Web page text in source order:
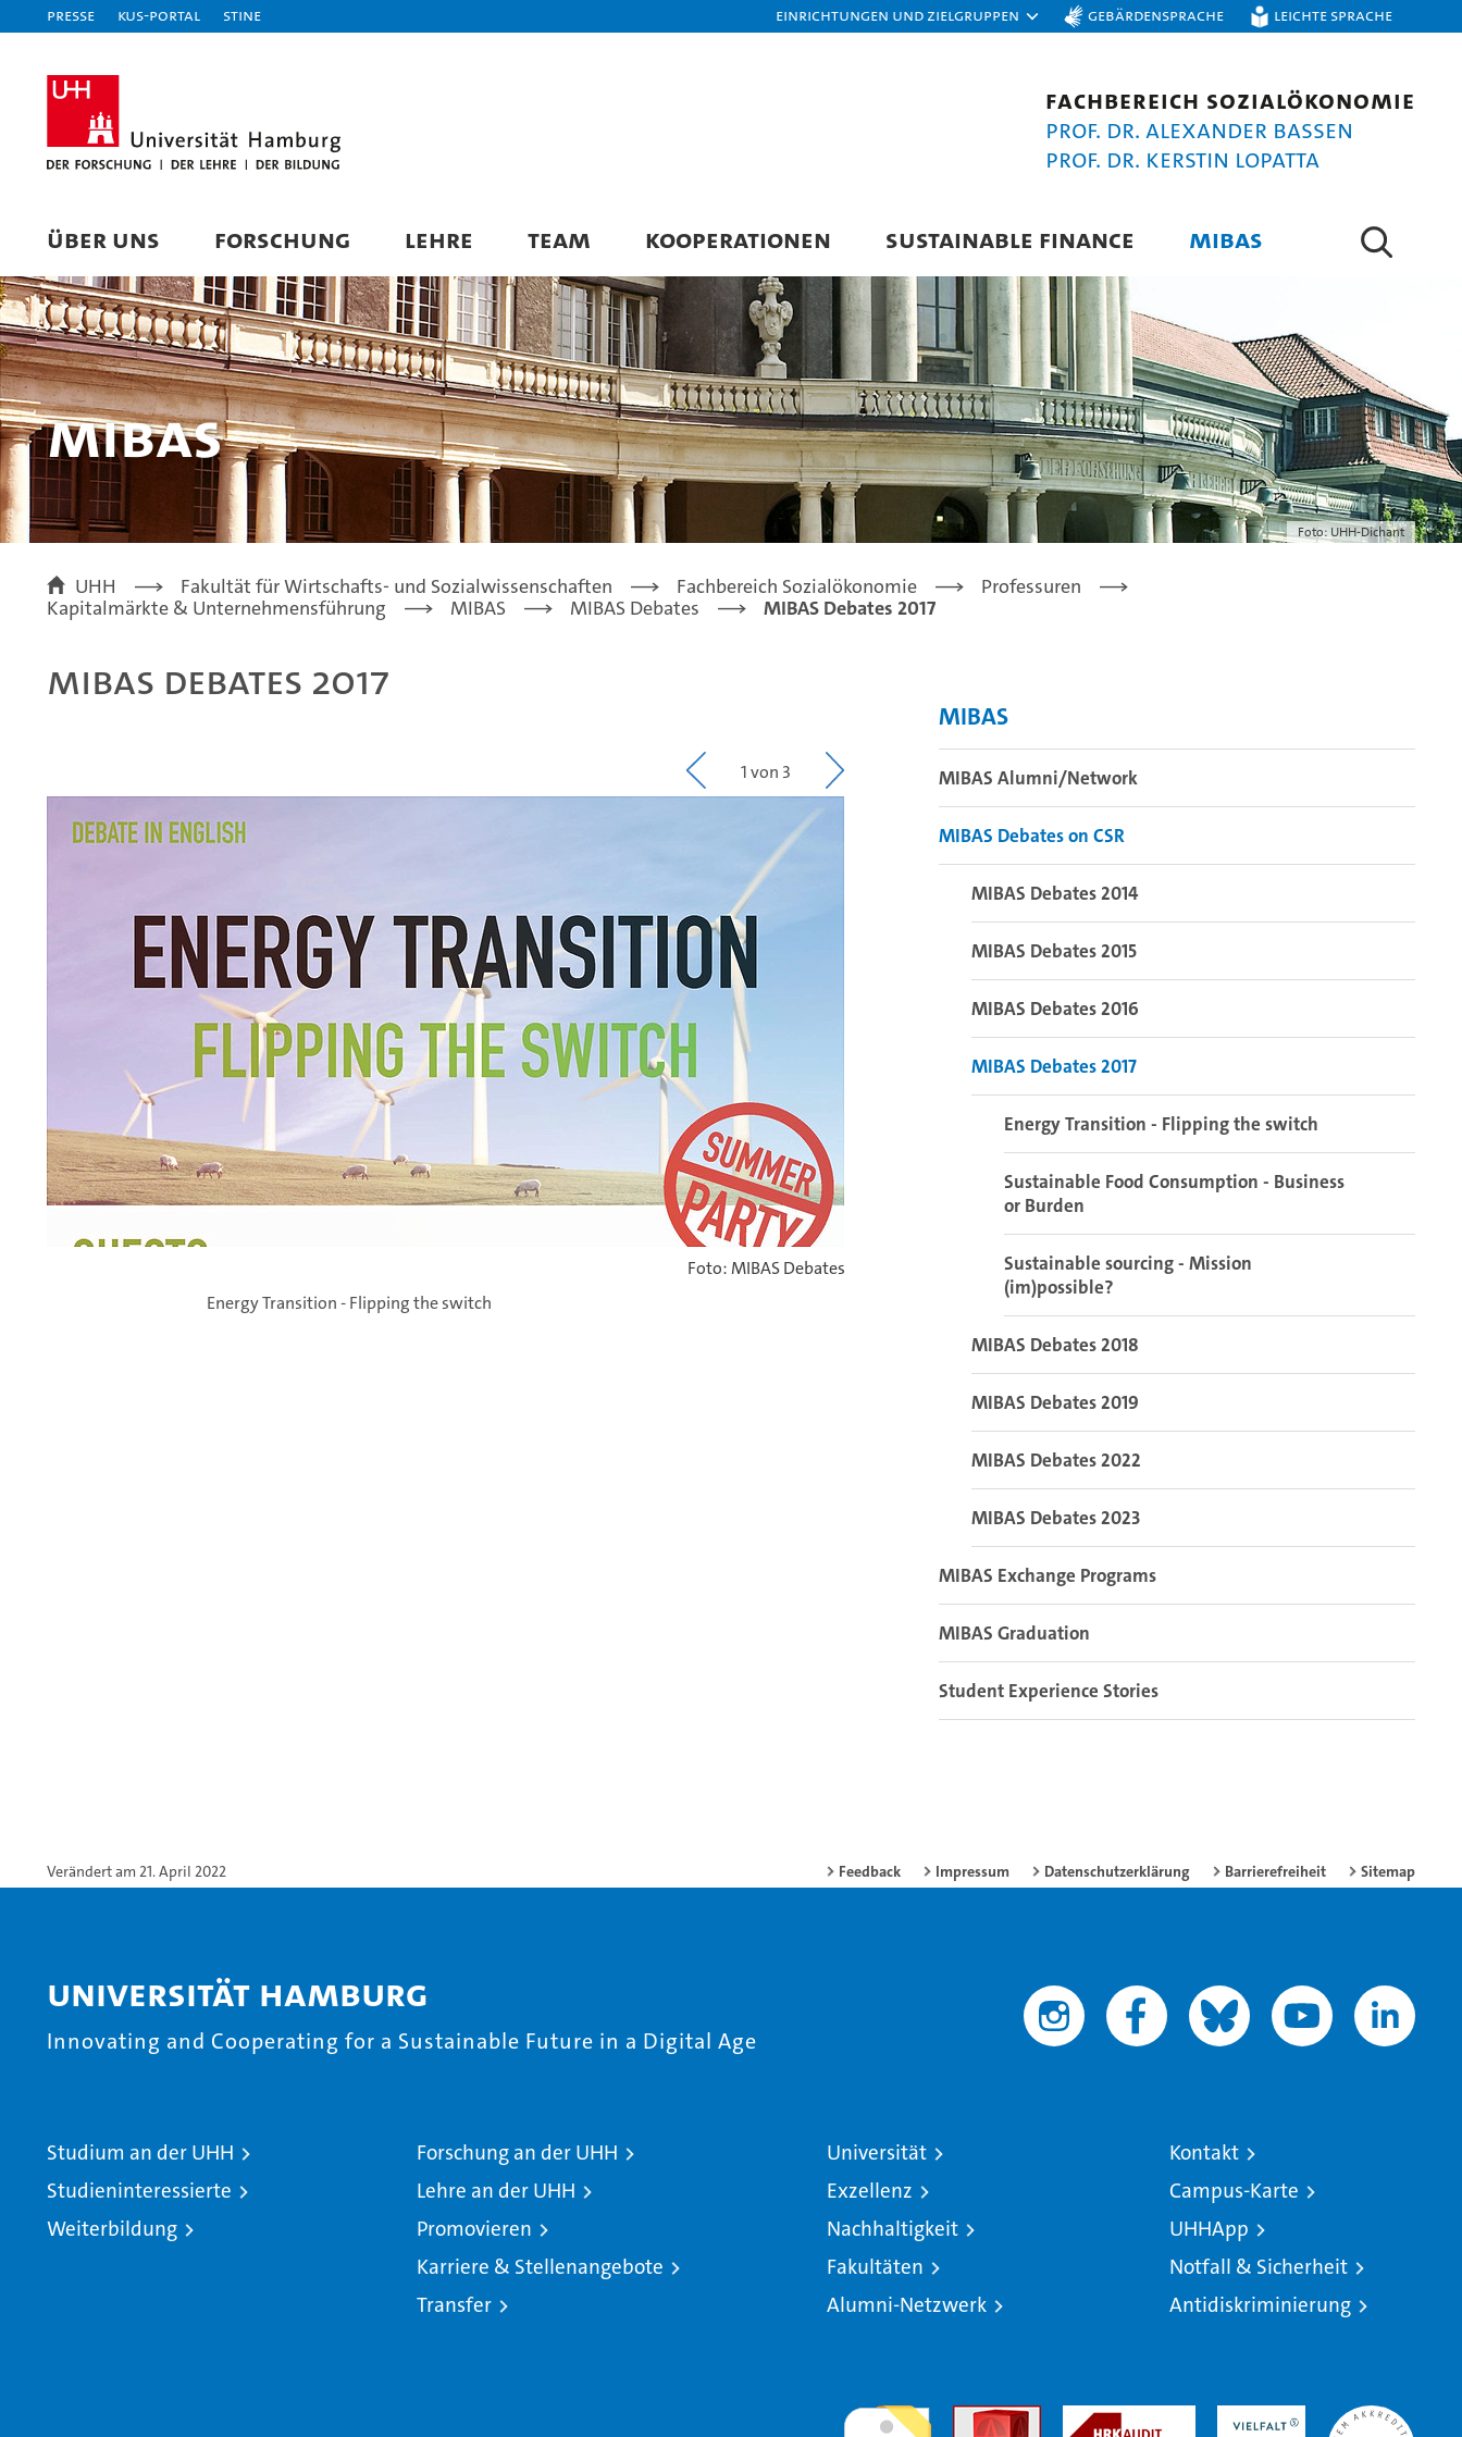
Presse KUS-Portal STiNE Einrichtungen und Zielgruppen Gebärdensprache Leichte Sprache
Fachbereich Sozialökonomie
Prof. Dr. Alexander Bassen
Prof. Dr. Kerstin Lopatta
ÜBER UNS FORSCHUNG LEHRE TEAM KOOPERATIONEN SUSTAINABLE FINANCE MIBAS
Foto: UHH-Dichant
MIBAS
UHH Fakultät für Wirtschafts- und Sozialwissenschaften Fachbereich Sozialökonomie
Professuren
Kapitalmärkte & Unternehmensführung
MIBAS MIBAS Debates MIBAS Debates 2017
MIBAS Debates 2017
1 von 3
Foto: MIBAS Debates
Energy Transition - Flipping the switch
MIBAS
MIBAS Alumni/Network
MIBAS Debates on CSR
MIBAS Debates 2014
MIBAS Debates 2015
MIBAS Debates 2016
MIBAS Debates 2017
Energy Transition - Flipping the switch
Sustainable Food Consumption - Business
or Burden
Sustainable sourcing - Mission
(im)possible?
MIBAS Debates 2018
MIBAS Debates 2019
MIBAS Debates 2022
MIBAS Debates 2023
MIBAS Exchange Programs
MIBAS Graduation
Student Experience Stories
Verändert am 21. April 2022 Feedback Impressum Datenschutzerklärung Barrierefreiheit Sitemap
Universität Hamburg
Innovating and Cooperating for a Sustainable Future in a Digital Age
Studium an der UHH
Studieninteressierte
Weiterbildung
Forschung an der UHH
Lehre an der UHH
Promovieren
Karriere & Stellenangebote
Transfer
Universität
Exzellenz
Nachhaltigkeit
Fakultäten
Alumni-Netzwerk
Kontakt
Campus-Karte
UHHApp
Notfall & Sicherheit
Antidiskriminierung